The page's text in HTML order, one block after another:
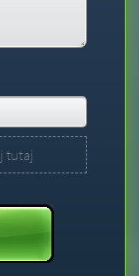
tutaj